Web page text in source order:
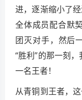
进，逐渐缩小了
全体成员配合默
团灭对手，然后
“胜利”的那一刻
一名王者！
从青铜到王者，